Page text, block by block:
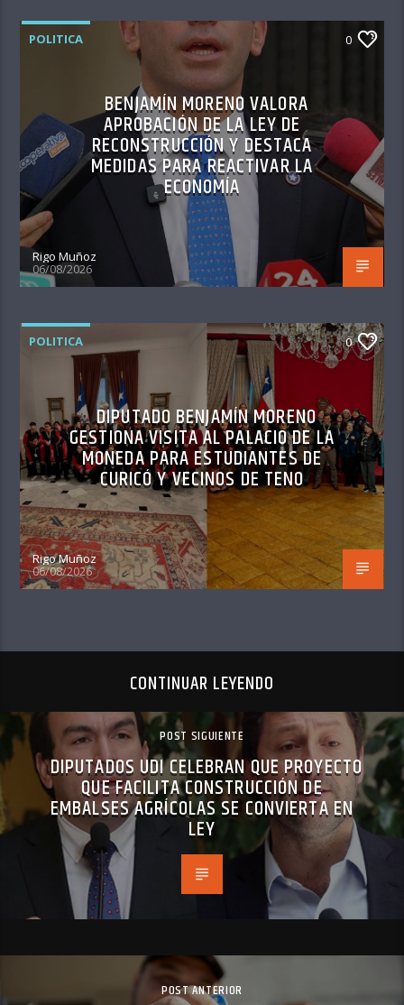
POLITICA 0
BENJAMÍN MORENO VALORA
APROBACIÓN DE LA LEY DE
RECONSTRUCCIÓN Y DESTACA
MEDIDAS PARA REACTIVAR LA
ECONOMÍA
Rigo Muñoz
06/08/2026
POLITICA 0
DIPUTADO BENJAMÍN MORENO
GESTIONA VISITA AL PALACIO DE LA
MONEDA PARA ESTUDIANTES DE
CURICÓ Y VECINOS DE TENO
Rigo Muñoz
06/08/2026
CONTINUAR LEYENDO
POST SIGUIENTE
DIPUTADOS UDI CELEBRAN QUE PROYECTO
QUE FACILITA CONSTRUCCIÓN DE
EMBALSES AGRÍCOLAS SE CONVIERTA EN
LEY
POST ANTERIOR